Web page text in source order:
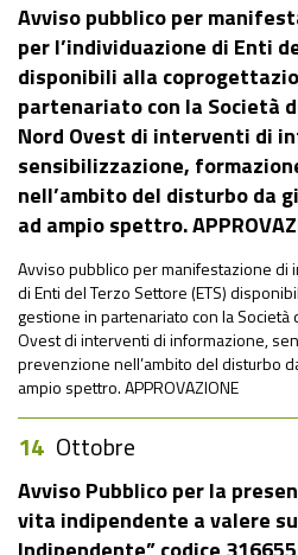
Avviso pubblico per
per l’individuazione di Enti
disponibili alla
partenariato con la Società
Nord Ovest di interventi di
sensibilizzazione,
nell’ambito del disturbo da
ad ampio spettro.
Avviso pubblico per manifestazione di
di Enti del Terzo Settore (ETS)
gestione in partenariato con la Società
Ovest di interventi di informazione,
prevenzione nell’ambito del disturbo
ampio spettro. APPROVAZIONE
14 Ottobre
Avviso Pubblico per la
vita indipendente a valere